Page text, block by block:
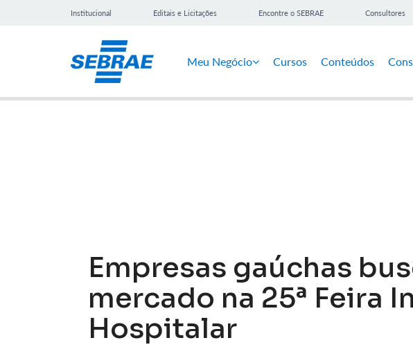
Institucional Editais e Licitações Encontre o SEBRAE Consultores
Meu Negócio Cursos Conteúdos
Empresas gaúchas
mercado na 25ª Feira
Hospitalar